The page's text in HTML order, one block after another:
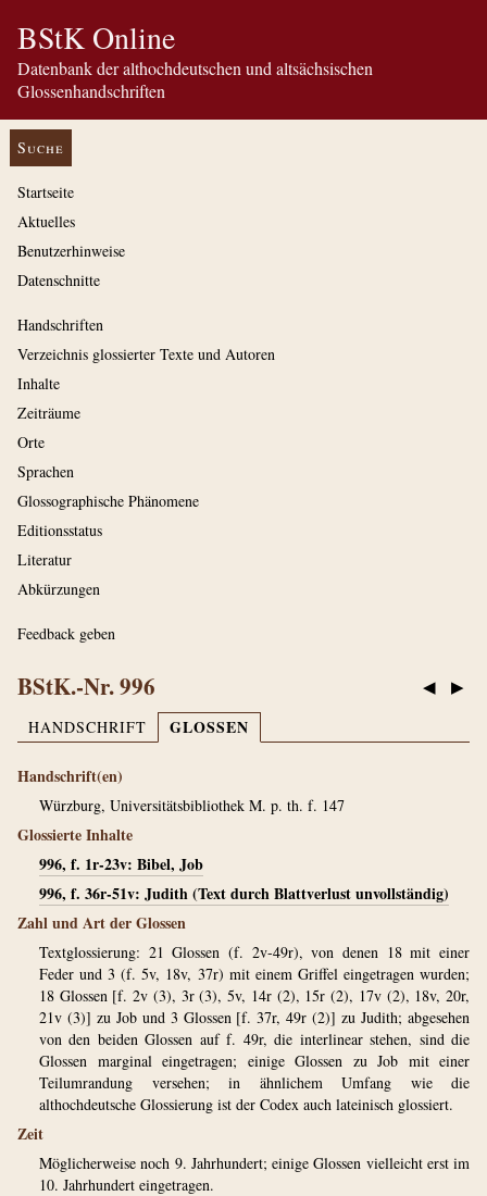
BStK Online
Datenbank der althochdeutschen und altsächsischen
Glossenhandschriften
Suche
Startseite
Aktuelles
Benutzerhinweise
Datenschnitte
Handschriften
Verzeichnis glossierter Texte und Autoren
Inhalte
Zeiträume
Orte
Sprachen
Glossographische Phänomene
Editionsstatus
Literatur
Abkürzungen
Feedback geben
◀ ▶
BStK.-Nr. 996
HANDSCHRIFT GLOSSEN
Handschrift(en)
Würzburg, Universitätsbibliothek M. p. th. f. 147
Glossierte Inhalte
996, f. 1r-23v: Bibel, Job
996, f. 36r-51v: Judith (Text durch Blattverlust unvollständig)
Zahl und Art der Glossen
Textglossierung: 21 Glossen (f. 2v-49r), von denen 18 mit einer
Feder und 3 (f. 5v, 18v, 37r) mit einem Griffel eingetragen wurden;
18 Glossen [f. 2v (3), 3r (3), 5v, 14r (2), 15r (2), 17v (2), 18v, 20r,
21v (3)] zu Job und 3 Glossen [f. 37r, 49r (2)] zu Judith; abgesehen
von den beiden Glossen auf f. 49r, die interlinear stehen, sind die
Glossen marginal eingetragen; einige Glossen zu Job mit einer
Teilumrandung versehen; in ähnlichem Umfang wie die
althochdeutsche Glossierung ist der Codex auch lateinisch glossiert.
Zeit
Möglicherweise noch 9. Jahrhundert; einige Glossen vielleicht erst im
10. Jahrhundert eingetragen.